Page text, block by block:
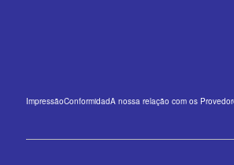
ImpressãoConformidadA nossa relação com os